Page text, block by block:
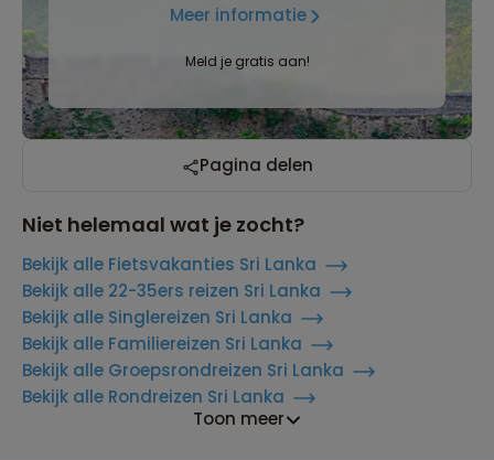
Meer informatie
Meld je gratis aan!
Pagina delen
Niet helemaal wat je zocht?
Bekijk alle Fietsvakanties Sri Lanka
Bekijk alle 22-35ers reizen Sri Lanka
Bekijk alle Singlereizen Sri Lanka
Bekijk alle Familiereizen Sri Lanka
Bekijk alle Groepsrondreizen Sri Lanka
Bekijk alle Rondreizen Sri Lanka
Toon meer